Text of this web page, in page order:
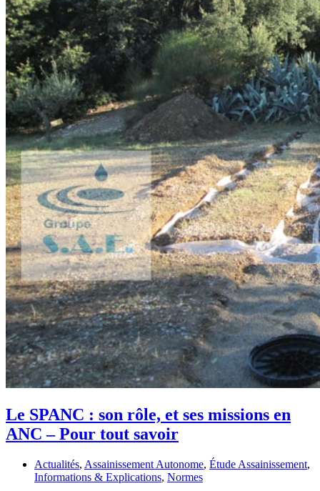
Le SPANC : son rôle, et ses missions en
ANC – Pour tout savoir
Actualités, Assainissement Autonome, Étude Assainissement,
Informations & Explications, Normes